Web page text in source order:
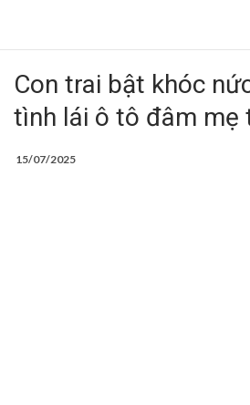
Con trai bật khóc
tình lái ô tô đâm mẹ
15/07/2025